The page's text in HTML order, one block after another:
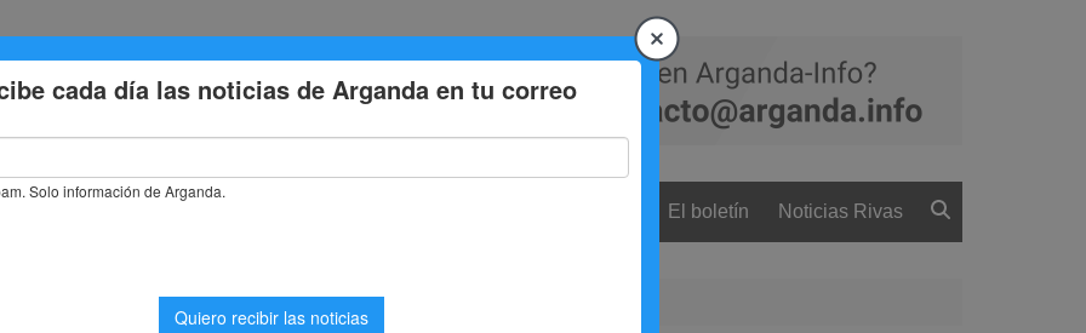
El boletín Noticias Rivas